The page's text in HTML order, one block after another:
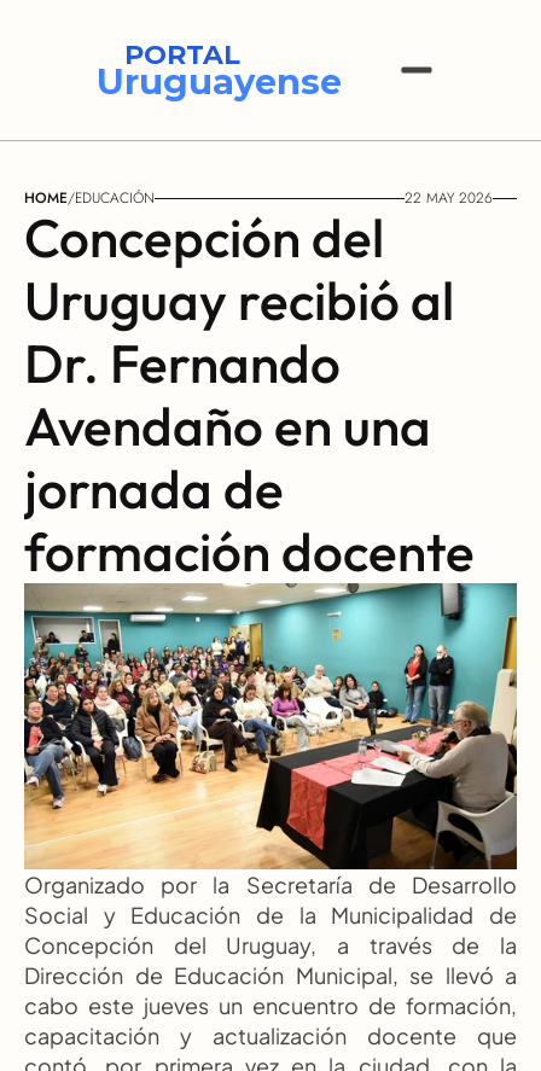
PORTAL
Uruguayense
HOME/EDUCACIÓN 22 MAY 2026
Concepción del
Uruguay recibió al
Dr. Fernando
Avendaño en una
jornada de
formación docente
Organizado por la Secretaría de Desarrollo
Social y Educación de la Municipalidad de
Concepción del Uruguay, a través de la
Dirección de Educación Municipal, se llevó a
cabo este jueves un encuentro de formación,
capacitación y actualización docente que